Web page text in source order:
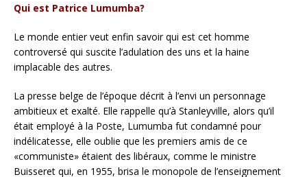
Qui est Patrice Lumumba?
Le monde entier veut enfin savoir qui est cet homme
controversé qui suscite l’adulation des uns et la haine
implacable des autres.
La presse belge de l’époque décrit à l’envi un personnage
ambitieux et exalté. Elle rappelle qu’à Stanleyville, alors qu’il
était employé à la Poste, Lumumba fut condamné pour
indélicatesse, elle oublie que les premiers amis de ce
«communiste» étaient des libéraux, comme le ministre
Buisseret qui, en 1955, brisa le monopole de l’enseignement